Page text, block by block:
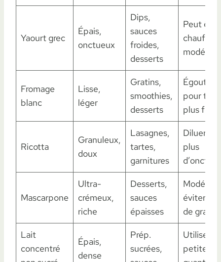
Yaourt grec
Épais,
onctueux
Dips,
sauces
froides,
desserts
Peut être
chauffé
Fromage
blanc
Lisse,
léger
Gratins,
smoothies,
desserts
Égoutter
pour
plus
Ricotta
Granuleux,
doux
Lasagnes,
tartes,
garnitures
Diluer
plus
Mascarpone
Ultra-
crémeux,
riche
Desserts,
sauces
épaisses
Modérer
éviter
de gras
Lait
concentré
Épais,
dense
Prép.
sucrées,
Utiliser
petite